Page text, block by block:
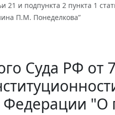
21 и подпункта 2 пункта 1
П.М. Понеделкова”
Суда РФ от
Федерации